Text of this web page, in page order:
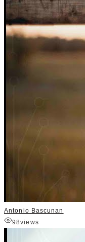
Antonio Bascunan
98views